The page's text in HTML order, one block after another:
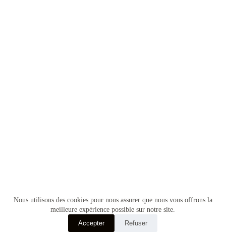
Nous utilisons des cookies pour nous assurer que nous vous offrons la
meilleure expérience possible sur notre site.
Accepter
Refuser